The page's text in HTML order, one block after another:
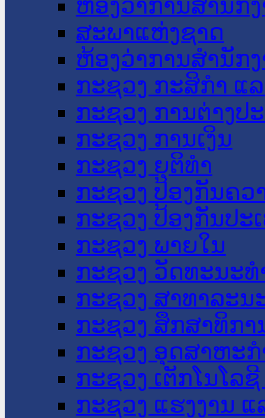
ຫ້ອງວ່າການສໍານັກ
ສະພາແຫ່ງຊາດ
ຫ້ອງວ່າການສຳນັກ
ກະຊວງ ກະສິກຳ ແ
ກະຊວງ ການຕ່າງປ
ກະຊວງ ການເງິນ
ກະຊວງ ຍຸຕິທໍາ
ກະຊວງ ປ້ອງກັນຄວ
ກະຊວງ ປ້ອງກັນປະ
ກະຊວງ ພາຍໃນ
ກະຊວງ ວັດທະນະ
ກະຊວງ ສາທາລະນ
ກະຊວງ ສຶກສາທິກາ
ກະຊວງ ອຸດສາຫະ
ກະຊວງ ເຕັກໂນໂລ
ກະຊວງ ແຮງງານ